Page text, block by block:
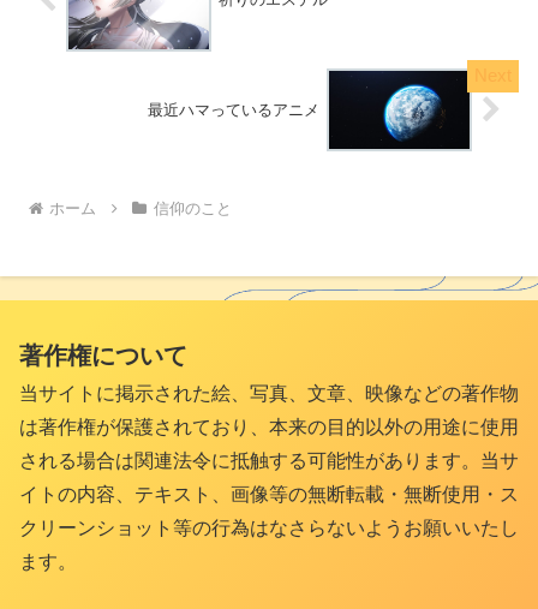
最近ハマっているアニメ
ホーム 信仰のこと
著作権について
当サイトに掲示された絵、写真、文章、映像などの著作物
は著作権が保護されており、本来の目的以外の用途に使用
される場合は関連法令に抵触する可能性があります。当サ
イトの内容、テキスト、画像等の無断転載・無断使用・ス
クリーンショット等の行為はなさらないようお願いいたし
ます。